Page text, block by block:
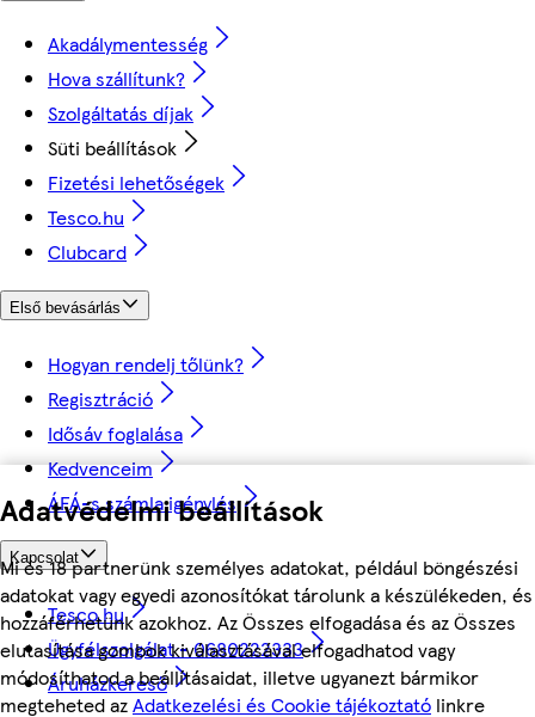
Adatvédelmi beállítások
Mi és 18 partnerünk személyes adatokat, például böngészési
adatokat vagy egyedi azonosítókat tárolunk a készülékeden, és
hozzáférhetünk azokhoz. Az Összes elfogadása és az Összes
elutasítása gombok kiválasztásával elfogadhatod vagy
módosíthatod a beállításaidat, illetve ugyanezt bármikor
megteheted azAdatkezelési és Cookie tájékoztató linkre
Akadálymentesség
Hova szállítunk?
Szolgáltatás díjak
Süti beállítások
Fizetési lehetőségek
Tesco.hu
Clubcard
Első bevásárlás
Hogyan rendelj tőlünk?
Regisztráció
Idősáv foglalása
Kedvenceim
ÁFÁ-s számla igénylés
Kapcsolat
Tesco.hu
Ügyfélszolgálat - 0680222333
Áruházkereső